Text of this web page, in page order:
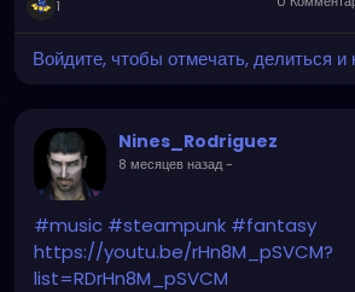
1
Войдите, чтобы отмечать, делиться и
Nines_Rodriguez
8 месяцев назад-
#music #steampunk #fantasy
https://youtu.be/rHn8M_pSVCM?
list=RDrHn8M_pSVCM